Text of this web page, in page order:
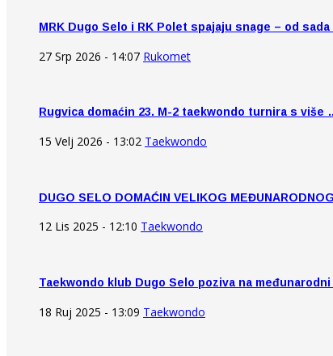
MRK Dugo Selo i RK Polet spajaju snage – od
27 Srp 2026 - 14:07 Rukomet
Rugvica domaćin 23. M-2 taekwondo turnira s više
15 Velj 2026 - 13:02 Taekwondo
DUGO SELO DOMAĆIN VELIKOG
12 Lis 2025 - 12:10 Taekwondo
Taekwondo klub Dugo Selo poziva na
18 Ruj 2025 - 13:09 Taekwondo